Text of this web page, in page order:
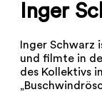
Inger
Inger Schwarz
und filmte in
des Kollektivs